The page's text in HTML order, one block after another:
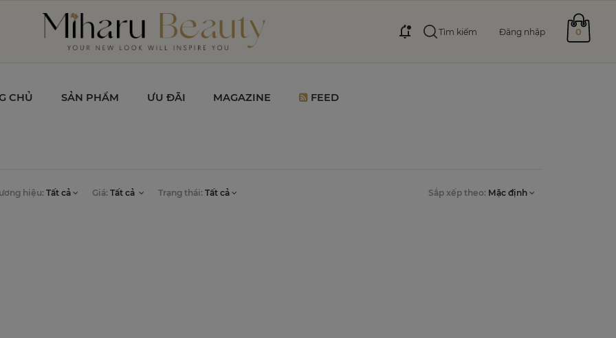
Tìm kiếm Đăng nhập 0
CHỦ SẢN PHẨM ƯU ĐÃI MAGAZINE FEED
hiệu: Tất cả Giá: Tất cả Trạng thái: Tất cả Sắp xếp theo: Mặc định